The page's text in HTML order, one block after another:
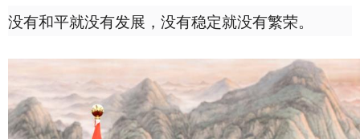
没有和平就没有发展，没有稳定就没有繁荣。